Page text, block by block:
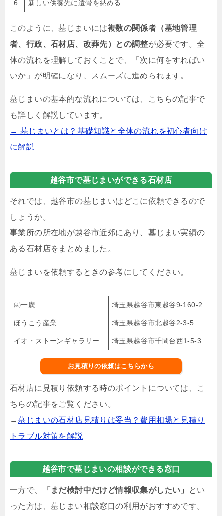
6 新しい供養先に遺骨を納める
このように、墓じまいには複数の関係者（墓地管理
者、行政、石材店、改葬先）との調整が必要です。全
体の流れを理解しておくことで、「次に何をすればい
いか」が明確になり、スムーズに進められます。
墓じまいの基本的な流れについては、こちらの記事で
も詳しく解説しています。
→ 墓じまいとは？基礎知識と全体の流れを初心者向け
に解説
越谷市で墓じまいができる石材店
それでは、越谷市の墓じまいはどこに依頼できるので
しょうか。
事業所の所在地が越谷市近郊にあり、墓じまい実績の
ある石材店をまとめました。
墓じまいを依頼するときの参考にしてください。
㈱一廣 埼玉県越谷市東越谷9-160-2
ほうこう産業 埼玉県越谷市北越谷2-3-5
イオ・ストーンギャラリー 埼玉県越谷市千間台西1-5-3
お見積りの依頼はこちらから
石材店に見積り依頼する時のポイントについては、こ
ちらの記事をご覧ください。
→墓じまいの石材店見積りは妥当？費用相場と見積り
トラブル対策を解説
越谷市で墓じまいの相談ができる窓口
一方で、 「まだ検討中だけど情報収集がしたい」
とい
った方は、墓じまい相談窓口の利用がおすすめです。